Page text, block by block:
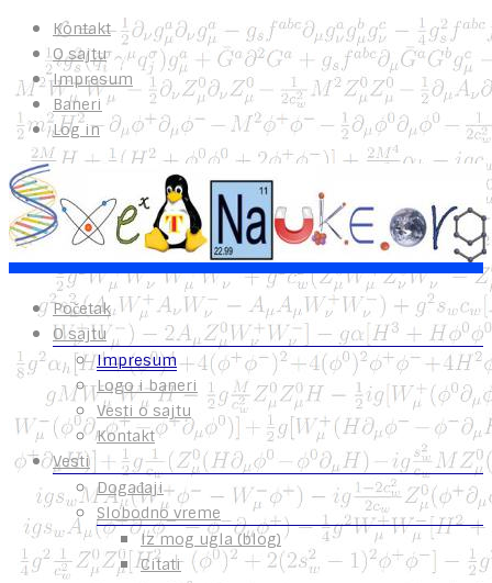
Kontakt
O sajtu
Impresum
Baneri
Log in
Početak
O sajtu
Impresum
Logo i baneri
Vesti o sajtu
Kontakt
Vesti
Događaji
Slobodno vreme
Iz mog ugla (blog)
Citati